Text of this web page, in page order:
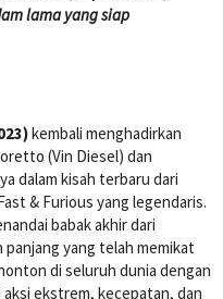
lama yang siap
kembali menghadirkan
(Vin Diesel) dan
dalam kisah terbaru dari
& Furious yang legendaris.
babak akhir dari
panjang yang telah memikat
di seluruh dunia dengan
aksi ekstrem, kecepatan, dan